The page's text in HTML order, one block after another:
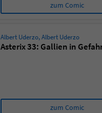
zum Comic
Albert Uderzo,Albert Uderzo
Asterix 33: Gallien in
zum Comic